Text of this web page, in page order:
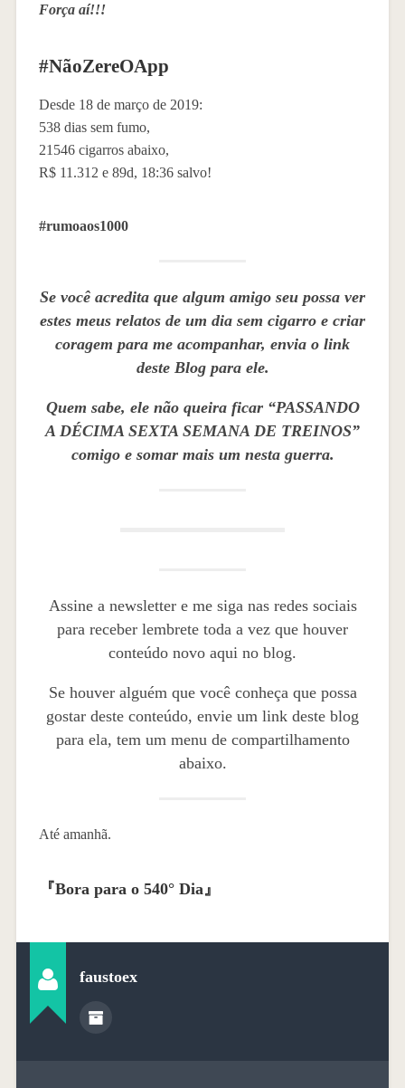
Força aí!!!
#NãoZereOApp
Desde 18 de março de 2019:
538 dias sem fumo,
21546 cigarros abaixo,
R$ 11.312 e 89d, 18:36 salvo!
#rumoaos1000
Se você acredita que algum amigo seu possa ver
estes meus relatos de um dia sem cigarro e criar
coragem para me acompanhar, envia o link
deste Blog para ele.
Quem sabe, ele não queira ficar “PASSANDO
A DÉCIMA SEXTA SEMANA DE TREINOS”
comigo e somar mais um nesta guerra.
Assine a newsletter e me siga nas redes sociais
para receber lembrete toda a vez que houver
conteúdo novo aqui no blog.
Se houver alguém que você conheça que possa
gostar deste conteúdo, envie um link deste blog
para ela, tem um menu de compartilhamento
abaixo.
Até amanhã.
『Bora para o 540° Dia 』
faustoex